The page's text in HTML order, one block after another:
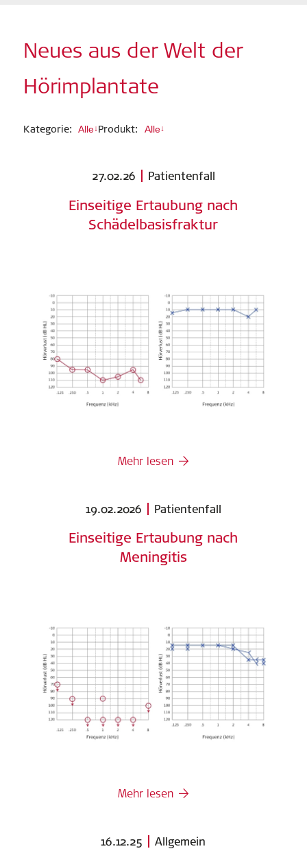
Neues aus der Welt der
Hörimplantate
Kategorie: Alle↓Produkt: Alle↓
27.02.26 Patientenfall
Einseitige Ertaubung nach
Schädelbasisfraktur
Mehr lesen
19.02.2026 Patientenfall
Einseitige Ertaubung nach
Meningitis
Mehr lesen
16.12.25 Allgemein